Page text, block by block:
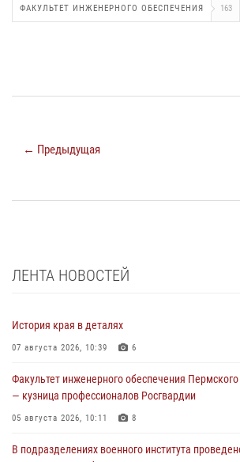
ФАКУЛЬТЕТ ИНЖЕНЕРНОГО ОБЕСПЕЧЕНИЯ 163
← Предыдущая
ЛЕНТА НОВОСТЕЙ
История края в деталях
07 августа 2026, 10:39 6
Факультет инженерного обеспечения Пермского
— кузница профессионалов Росгвардии
05 августа 2026, 10:11 8
В подразделениях военного института